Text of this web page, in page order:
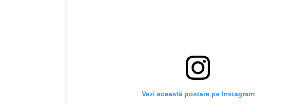
Vezi această postare pe Instagram